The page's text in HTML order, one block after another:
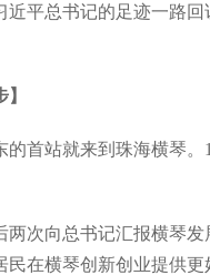
总书记的足迹一路回
站就来到珠海横琴。
向总书记汇报横琴发
在横琴创新创业提供更